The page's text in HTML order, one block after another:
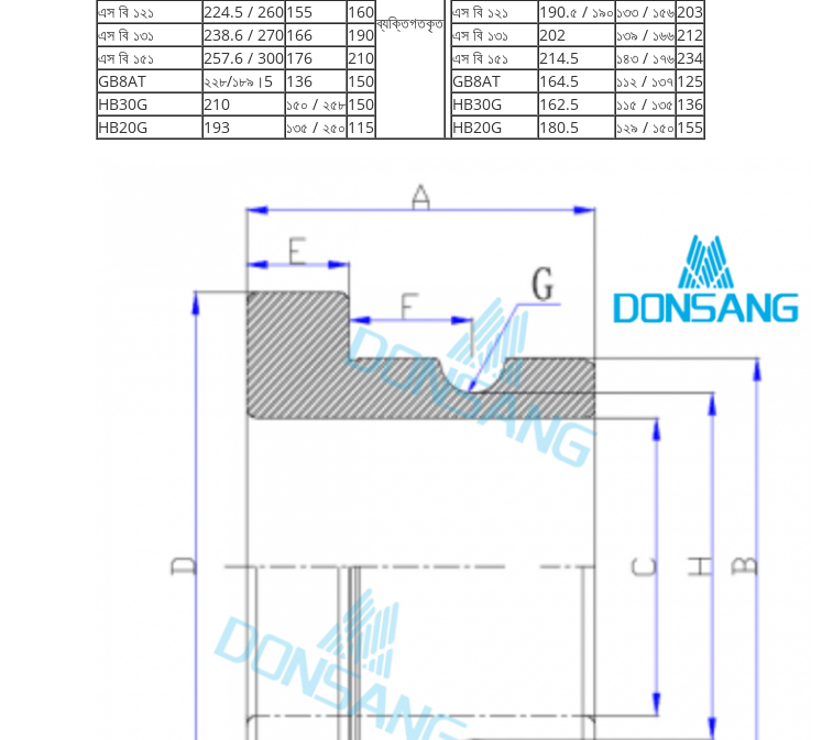
ব্যক্তিগতকৃত
এস বি ১২১
224.5 / 260155 160 এস বি ১২১ 190.৫ / ১৯০ ১৩৩ / ১৫৬203
এস বি ১৩১
238.6 / 270166 190 এস বি ১৩১ 202 ১৩৯ / ১৬৬212
এস বি ১৫১
257.6 / 300176 210 এস বি ১৫১ 214.5 ১৪৩ / ১৭৬234
GB8AT
২২৮/১৮৯।5 136 150 GB8AT 164.5 ১১২ / ১৩৭ 125
HB30G
210 ১৫০ / ২৫৮150 HB30G 162.5 ১১৫ / ১৩৫ 136
HB20G
193 ১৩৫ / ২৫০ 115 HB20G 180.5 ১২৯ / ১৫০ 155